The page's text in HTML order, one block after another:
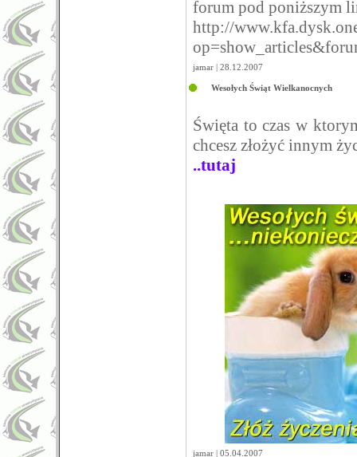
forum pod poniższym
http://
jamar | 28.12.2007
Wesołych Świąt Wielkanocnych
Święta to czas w
chcesz złożyć innym
..tutaj
jamar | 05.04.2007